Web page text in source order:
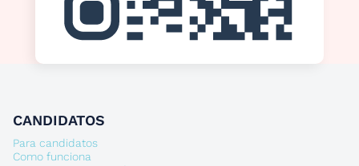
CANDIDATOS
Para candidatos
Como funciona